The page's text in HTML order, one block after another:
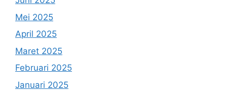
Mei 2025
April 2025
Maret 2025
Februari 2025
Januari 2025